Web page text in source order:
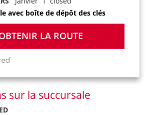
avec boîte de dépôt des clés
LA ROUTE
sur la succursale